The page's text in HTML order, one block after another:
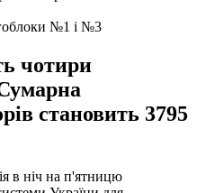
№1 і №3
чотири
становить 3795
в ніч на п'ятницю